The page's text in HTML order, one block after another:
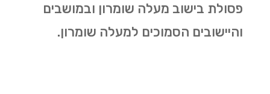
פסולת בישוב מעלה שומרון ובמושבים
והיישובים הסמוכים למעלה שומרון.